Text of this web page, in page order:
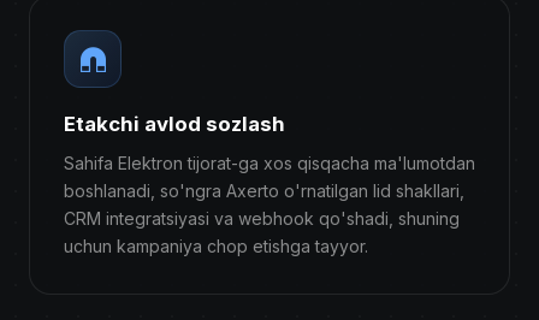
Etakchi avlod sozlash
Sahifa Elektron tijorat-ga xos qisqacha ma'lumotdan
boshlanadi, so'ngra Axerto o'rnatilgan lid shakllari,
CRM integratsiyasi va webhook qo'shadi, shuning
uchun kampaniya chop etishga tayyor.